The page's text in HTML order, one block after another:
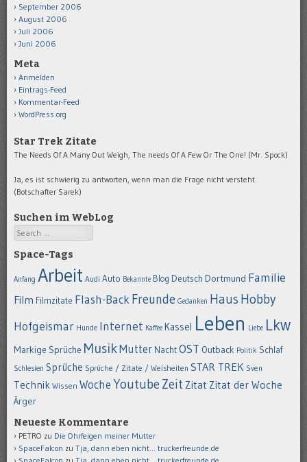
September 2006
August 2006
Juli 2006
Juni 2006
Meta
Anmelden
Eintrags-Feed
Kommentar-Feed
WordPress.org
Star Trek Zitate
The Needs Of A Many Out Weigh, The needs Of A Few Or The One! (Mr. Spock)
Ja, es ist schwierig zu antworten, wenn man die Frage nicht versteht.
(Botschafter Sarek)
Suchen im WebLog
Search
Space-Tags
Anfang Arbeit Audi Auto Bekannte Blog Deutsch Dortmund Familie
Film Filmzitate Flash-BackFreunde Gedanken Haus Hobby
Hofgeismar Hunde Internet Kaffee Kassel Leben Liebe Lkw
Markige Sprüche MusikMutter NachtOST Outback Politik Schlaf
Schlesien Sprüche Sprüche / Zitate / Weisheiten STAR TREK Sven
Technik Wissen Woche Youtube Zeit Zitat Zitat der Woche
Ärger
Neueste Kommentare
PETRO zu Die Ohrfeigen meiner Mutter
SpaceFalcon zu Tja, dann eben nicht… truckerfreunde.de